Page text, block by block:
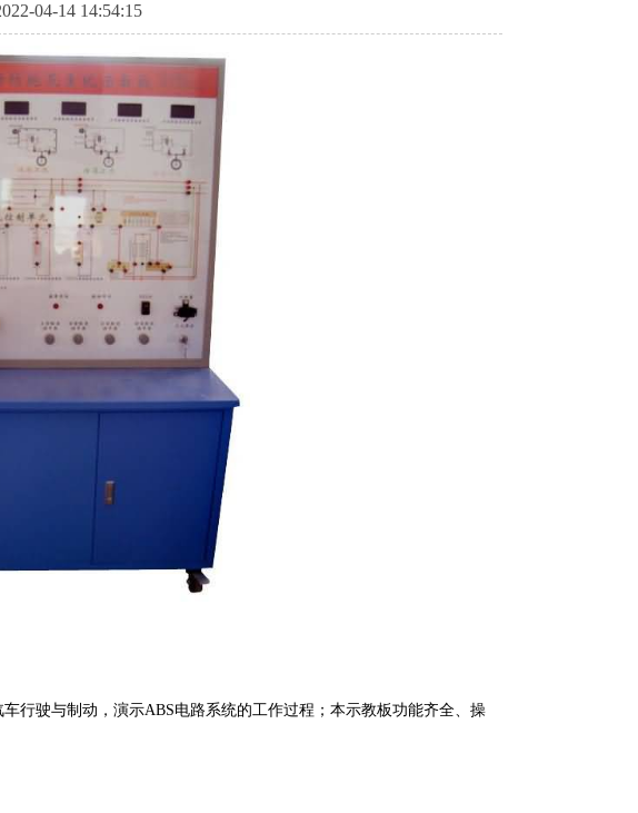
04-14 14:54:15
行驶与制动，演示ABS电路系统的工作过程；本示教板功能齐全、操